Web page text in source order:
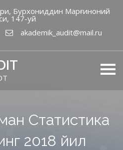
Бурхониддин Марғиноний
147-уй
akademik_audit@mail.ru
Статистика
2018 йил